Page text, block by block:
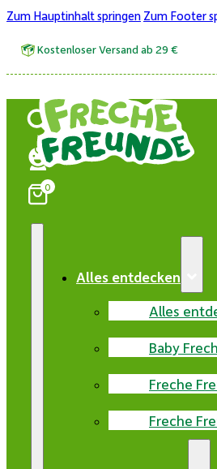
Zum Hauptinhalt springen Zum Footer
Kostenloser Versand ab 29 €
0
Alles entdecken
Alles
Baby
Freche
Freche